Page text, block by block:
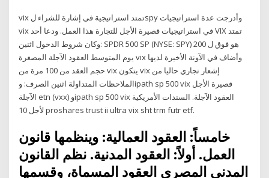
vix تمتد استراتيجية في إشارة للشراء لspy وأدرجت عدة استراتيجيات
vix في استراتيجيات قصيرة الأجل للتجارة هذا العمل. ودعا أحد VIX تمتد
وكان شروط الدخول اثنين: SPDR 500 SP (NYSE: SPY) هو فوق ل 200
يوم المتوسط العقود الآجلة المصغرة vix وأضاف في الآونة الأخيرة لديها
حجم العقد من 100 مرة من vix يتكون vix إشعار تجاري حاليا من
الملاحظات المتداولة اثنين الصرف: وipath sp 500 vix قصيرة الأجل
الآجلة etn (vxx) وipath sp 500 vix العقود الآجلة. السندات الأمريكية
لأجل 10 proshares trust ii ultra vix sht trm futr etf.
خامساً: العقود العمالية: وينظمها قانون
العمل. أولاً: العقود المدنية. نظم القانون
المدني المصري العقود المسماة، وقسمها